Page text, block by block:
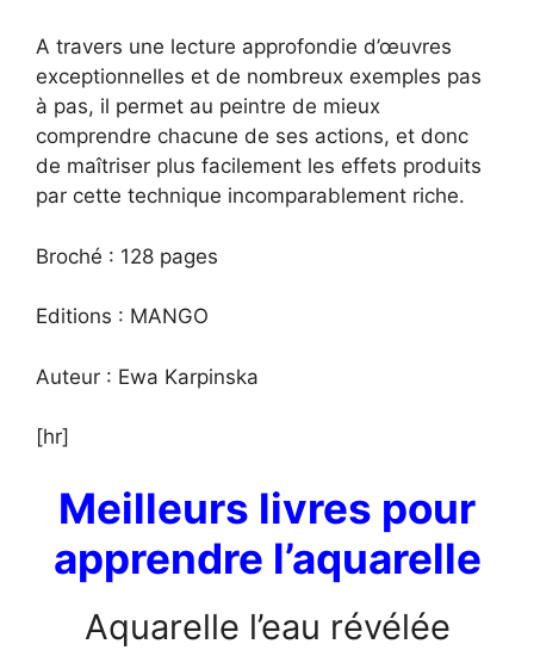
A travers une lecture approfondie d’œuvres
exceptionnelles et de nombreux exemples pas
à pas, il permet au peintre de mieux
comprendre chacune de ses actions, et donc
de maîtriser plus facilement les effets produits
par cette technique incomparablement riche.
Broché : 128 pages
Editions : MANGO
Auteur : Ewa Karpinska
[hr]
Meilleurs livres pour
apprendre l’aquarelle
Aquarelle l’eau révélée